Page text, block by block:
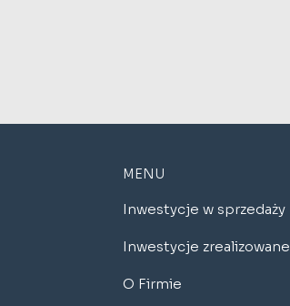
MENU
Inwestycje w sprzedaży
Inwestycje zrealizowane
O Firmie